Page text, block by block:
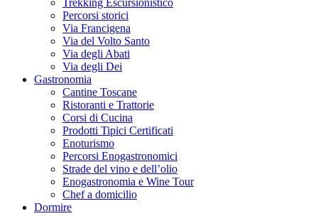
Trekking Escursionistico
Percorsi storici
Via Francigena
Via del Volto Santo
Via degli Abati
Via degli Dei
Gastronomia
Cantine Toscane
Ristoranti e Trattorie
Corsi di Cucina
Prodotti Tipici Certificati
Enoturismo
Percorsi Enogastronomici
Strade del vino e dell’olio
Enogastronomia e Wine Tour
Chef a domicilio
Dormire